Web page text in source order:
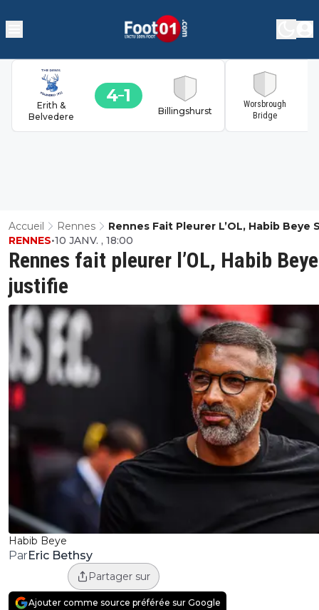
Erith &
Belvedere
4 1
Billingshurst
Worsbrough
Bridge
Accueil Rennes
Rennes Fait Pleurer L’OL, Habib Beye
Justifie
Habib Beye
Rennes fait pleurer l’OL, Habib
justifie
RENNES•10 JANV. , 18:00
ParEric Bethsy
Partager sur
Ajouter comme source préférée sur Google